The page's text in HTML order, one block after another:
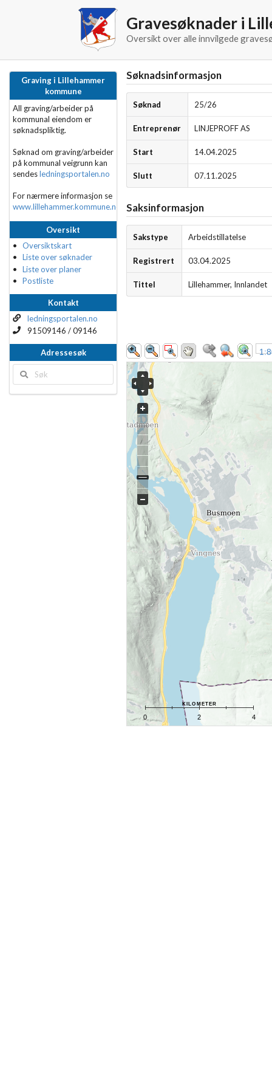
Gravesøknader i
Oversikt over alle innvilgede
Graving i Lillehammer
kommune
All graving/arbeider på
kommunal eiendom er
søknadspliktig.
Søknad om graving/arbeider
på kommunal veigrunn kan
sendesledningsportalen.no
For nærmere informasjon se
www.lillehammer.kommune.no
Oversikt
Oversiktskart
Liste over søknader
Liste over planer
Postliste
Kontakt
ledningsportalen.no
91509146 / 09146
Adressesøk
Søknadsinformasjon
Søknad 25/26
Entreprenør LINJEPROFF AS
Start 14.04.2025
Slutt 07.11.2025
Saksinformasjon
Sakstype Arbeidstillatelse
Registrert 03.04.2025
Tittel Lillehammer, Innlandet
kilometer
0
2 4